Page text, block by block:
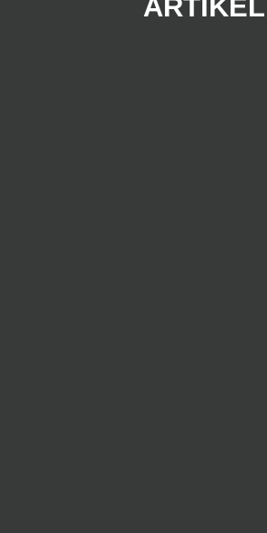
ARTIKEL